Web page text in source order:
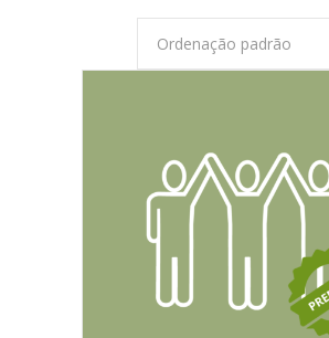
Ordenação padrão